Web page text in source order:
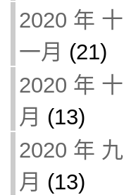
2020 年 十
一月 (21)
2020 年 十
月 (13)
2020 年 九
月 (13)